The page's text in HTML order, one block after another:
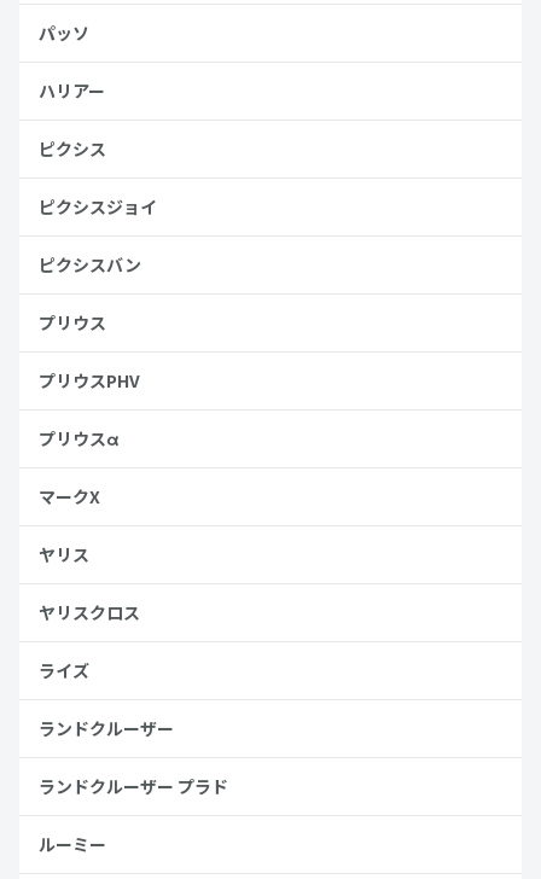
パッソ
ハリアー
ピクシス
ピクシスジョイ
ピクシスバン
プリウス
プリウスPHV
プリウスα
マークX
ヤリス
ヤリスクロス
ライズ
ランドクルーザー
ランドクルーザー プラド
ルーミー